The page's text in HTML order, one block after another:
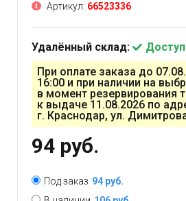
Артикул: 66523336
Удалённый склад:
При оплате заказа до
16:00 и при наличии на
в момент резервирования
к выдаче 11.08.2026 по
г. Краснодар, ул.
94 руб.
Под заказ 94 руб.